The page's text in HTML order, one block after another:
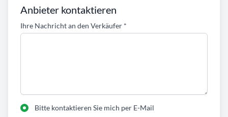
Anbieter kontaktieren
Ihre Nachricht an den Verkäufer *
Bitte kontaktieren Sie mich per E-Mail